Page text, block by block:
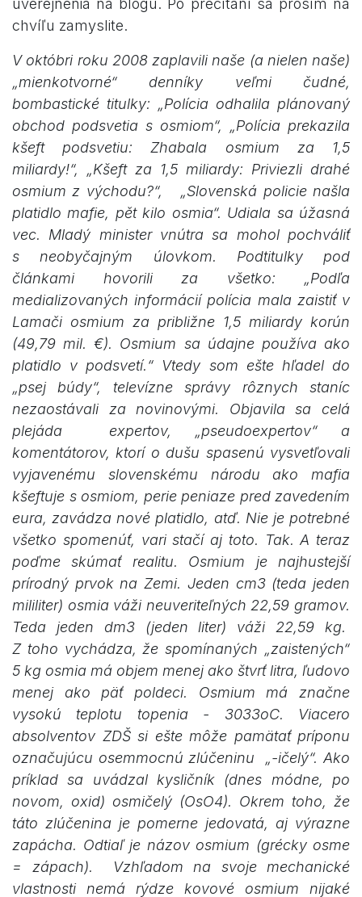
uverejnenia na blogu. Po prečítaní sa prosím na
chvíľu zamyslite.
V októbri roku 2008 zaplavili naše (a nielen naše)
„mienkotvorné“ denníky veľmi čudné,
bombastické titulky: „Polícia odhalila plánovaný
obchod podsvetia s osmiom“, „Polícia prekazila
kšeft podsvetiu: Zhabala osmium za 1,5
miliardy!“, „Kšeft za 1,5 miliardy: Priviezli drahé
osmium z východu?“, „Slovenská policie našla
platidlo mafie, pět kilo osmia“. Udiala sa úžasná
vec. Mladý minister vnútra sa mohol pochváliť
s neobyčajným úlovkom. Podtitulky pod
článkami hovorili za všetko: „Podľa
medializovaných informácií polícia mala zaistiť v
Lamači osmium za približne 1,5 miliardy korún
(49,79 mil. €). Osmium sa údajne používa ako
platidlo v podsvetí.“ Vtedy som ešte hľadel do
„psej búdy“, televízne správy rôznych staníc
nezaostávali za novinovými. Objavila sa celá
plejáda expertov, „pseudoexpertov“ a
komentátorov, ktorí o dušu spasenú vysvetľovali
vyjavenému slovenskému národu ako mafia
kšeftuje s osmiom, perie peniaze pred zavedením
eura, zavádza nové platidlo, atď. Nie je potrebné
všetko spomenúť, vari stačí aj toto. Tak. A teraz
poďme skúmať realitu. Osmium je najhustejší
prírodný prvok na Zemi. Jeden cm3 (teda jeden
mililiter) osmia váži neuveriteľných 22,59 gramov.
Teda jeden dm3 (jeden liter) váži 22,59 kg.
Z toho vychádza, že spomínaných „zaistených“
5 kg osmia má objem menej ako štvrť litra, ľudovo
menej ako päť poldeci. Osmium má značne
vysokú teplotu topenia - 3033oC. Viacero
absolventov ZDŠ si ešte môže pamätať príponu
označujúcu osemmocnú zlúčeninu „-ičelý“. Ako
príklad sa uvádzal kysličník (dnes módne, po
novom, oxid) osmičelý (OsO4). Okrem toho, že
táto zlúčenina je pomerne jedovatá, aj výrazne
zapácha. Odtiaľ je názov osmium (grécky osme
= zápach). Vzhľadom na svoje mechanické
vlastnosti nemá rýdze kovové osmium nijaké